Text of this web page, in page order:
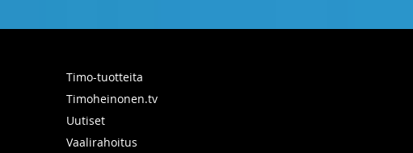
Timo-tuotteita
Timoheinonen.tv
Uutiset
Vaalirahoitus